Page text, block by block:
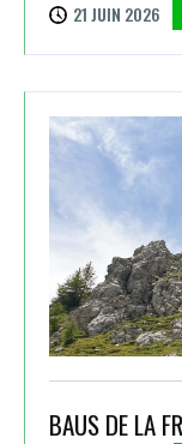
21 JUIN 2026
BAUS DE LA